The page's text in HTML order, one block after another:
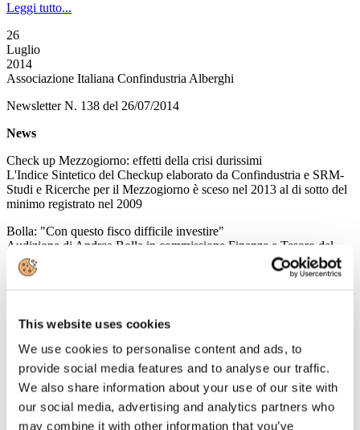
This website uses cookies
We use cookies to personalise content and ads, to
provide social media features and to analyse our traffic.
We also share information about your use of our site with
our social media, advertising and analytics partners who
may combine it with other information that you’ve
Leggi tutto...
26
Luglio
2014
Associazione Italiana Confindustria Alberghi
Newsletter N. 138 del 26/07/2014
News
Check up Mezzogiorno: effetti della crisi durissimi
L'Indice Sintetico del Checkup elaborato da Confindustria e SRM-
Studi e Ricerche per il Mezzogiorno è sceso nel 2013 al di sotto del
minimo registrato nel 2009
Bolla: "Con questo fisco difficile investire"
Audizione di Andrea Bolla in commissione Finanze e Tesoro del
Senato sul primo decreto di attuazione della delega fiscale
Luglio
2014
Associazione Italiana Confindustria Alberghi
Newsletter N. 137 del 25/07/2014
News